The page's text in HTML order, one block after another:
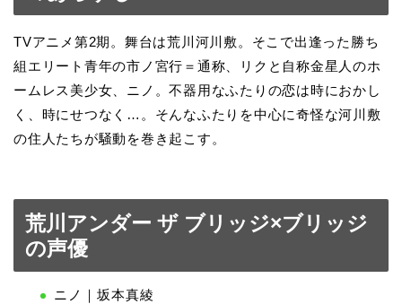
TVアニメ第2期。舞台は荒川河川敷。そこで出逢った勝ち
組エリート青年の市ノ宮行＝通称、リクと自称金星人のホ
ームレス美少女、ニノ。不器用なふたりの恋は時におかし
く、時にせつなく…。そんなふたりを中心に奇怪な河川敷
の住人たちが騒動を巻き起こす。
荒川アンダー ザ ブリッジ×ブリッジ
の声優
ニノ｜坂本真綾